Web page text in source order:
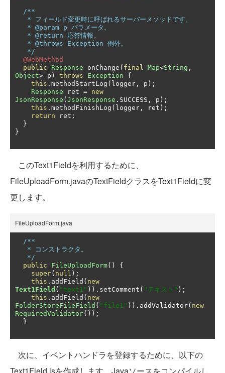
/**
   */
@WebMethod
public
Response onChange ( final Map<String ,
Object> p ) throws Exception
{
this . methodStartLog ( logger , p );
Response ret = new
JsonResponse ( JsonResponse . SUCCESS , p );
this . methodFinishLog ( logger , ret );
return ret ;
}
}
このText1Fieldを利用するために、
FileUploadForm.javaのTextFieldクラスをText1Fieldに変
更します。
FileUploadForm.java
/**
   */
public
FileUploadForm()
{
super( null );
this . addField ( new
Text1Field ( "text1" )). setComment ( "テキスト" );
this . addField ( new
FolderStoreFileField ( "file1" )). addValidator( new
RequiredValidator());
}
次に、イベントハンドラを登録するために、以下の